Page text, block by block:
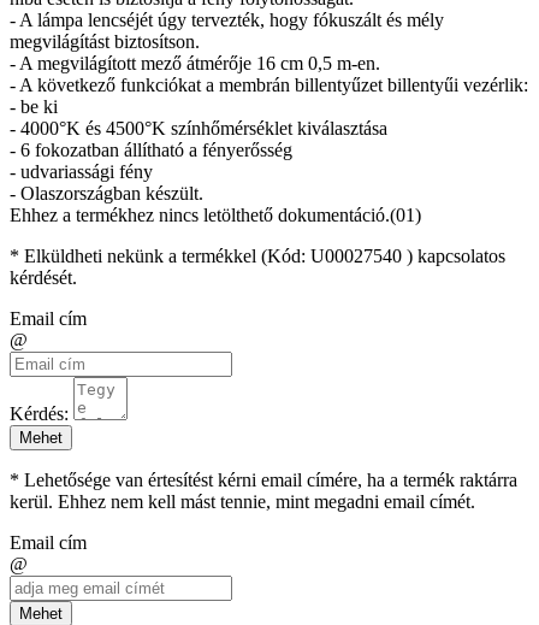
- A lámpa lencséjét úgy tervezték, hogy fókuszált és mély
megvilágítást biztosítson.
- A megvilágított mező átmérője 16 cm 0,5 m-en.
- A következő funkciókat a membrán billentyűzet billentyűi vezérlik:
- be ki
- 4000°K és 4500°K színhőmérséklet kiválasztása
- 6 fokozatban állítható a fényerősség
- udvariassági fény
- Olaszországban készült.
Ehhez a termékhez nincs letölthető dokumentáció.(01)
* Elküldheti nekünk a termékkel (Kód: U00027540 ) kapcsolatos
kérdését.
Email cím
@
Kérdés:
Mehet
* Lehetősége van értesítést kérni email címére, ha a termék raktárra
kerül. Ehhez nem kell mást tennie, mint megadni email címét.
Email cím
@
Mehet